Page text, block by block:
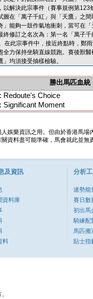
以解決此宗事件（賽事規例第
在「萬子千紅」與「天鷹」之
能夠一鼓作氣地衝刺，當可在
修訂之名次為：第一名「萬子
在此宗事件中，接近終點時，鄭
力保持坐騎直線競跑。賽後獸
均須接受抽樣檢驗。
勝出馬匹血統
Redoute's Choice
Significant Moment
娛樂資訊之用。但由於香港馬
資料盡可能準確，馬會就此並
及資訊
資料庫
料
分析
速勢能
賽日數
初出馬
騎練配
馬匹搬
貼士指